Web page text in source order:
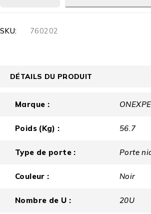
SKU: 760202
DÉTAILS DU PRODUIT
Marque :
Poids (Kg) : 56.7
Type de porte : Porte
Couleur : Noir
Nombre de U : 20U